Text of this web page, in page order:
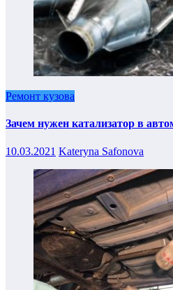
Ремонт кузова
Зачем нужен катализатор в
10.03.2021 Kateryna Safonova